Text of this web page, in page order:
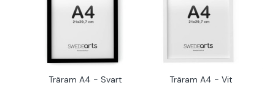
Träram A4 - Svart Träram A4 - Vit